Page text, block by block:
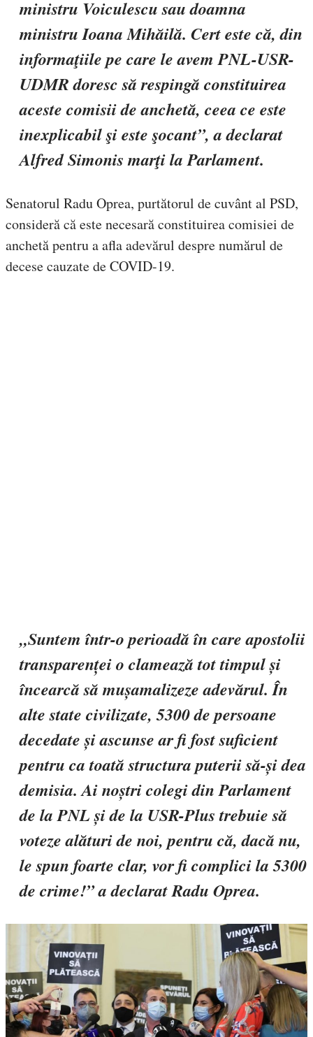
ministru Voiculescu sau doamna
ministru Ioana Mihăilă. Cert este că, din
informaţiile pe care le avem PNL-USR-
UDMR doresc să respingă constituirea
aceste comisii de anchetă, ceea ce este
inexplicabil şi este şocant”, a declarat
Alfred Simonis marţi la Parlament.
Senatorul Radu Oprea, purtătorul de cuvânt al PSD,
consideră că este necesară constituirea comisiei de
anchetă pentru a afla adevărul despre numărul de
decese cauzate de COVID-19.
„Suntem într-o perioadă în care apostolii
transparenței o clamează tot timpul și
încearcă să mușamalizeze adevărul. În
alte state civilizate, 5300 de persoane
decedate și ascunse ar fi fost suficient
pentru ca toată structura puterii să-și dea
demisia. Ai noștri colegi din Parlament
de la PNL și de la USR-Plus trebuie să
voteze alături de noi, pentru că, dacă nu,
le spun foarte clar, vor fi complici la 5300
de crime!” a declarat Radu Oprea.